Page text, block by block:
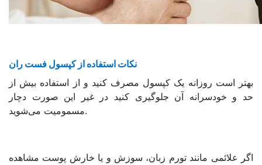
بهتر است روزانه یک کپسول مصرف کنید و از استفاده بیش از
حد و خودسرانه آن جلوگیری کنید در غیر این صورت دچار
مسمومیت می‌شوید.
اگر علائمی مانند تورم زبان، سوزش و یا خارش پوست مشاهده